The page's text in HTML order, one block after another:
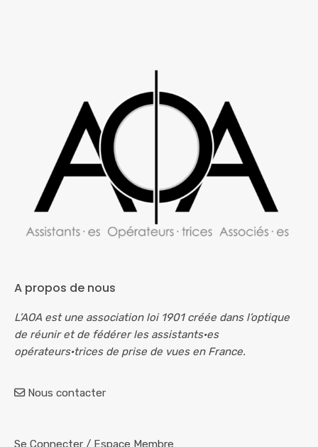
A propos de nous
L’AOA est une association loi 1901 créée dans l’optique
de réunir et de fédérer les assistants·es
opérateurs·trices de prise de vues en France.
Nous contacter
Se Connecter / Espace Membre